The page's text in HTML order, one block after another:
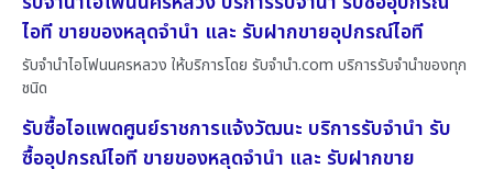
ไอที ขายของหลุดจำนำ และ รับฝากขายอุปกรณ์ไอที
รับจำนำไอโฟนนครหลวง ให้บริการโดย รับจํานํา.com บริการรับจำนำของทุก
ชนิด
รับซื้อไอแพดศูนย์ราชการแจ้งวัฒนะ บริการรับจำนำ รับ
ซื้ออุปกรณ์ไอที ขายของหลุดจำนำ และ รับฝากขาย